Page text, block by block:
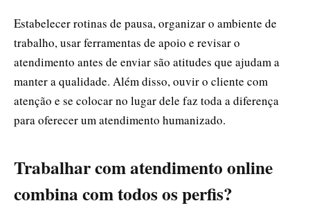
Estabelecer rotinas de pausa, organizar o ambiente de
trabalho, usar ferramentas de apoio e revisar o
atendimento antes de enviar são atitudes que ajudam a
manter a qualidade. Além disso, ouvir o cliente com
atenção e se colocar no lugar dele faz toda a diferença
para oferecer um atendimento humanizado.
Trabalhar com atendimento online
combina com todos os perfis?